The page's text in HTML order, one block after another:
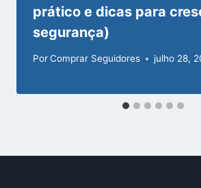
prático e dicas para
segurança)
PorComprar Seguidores julho 28,